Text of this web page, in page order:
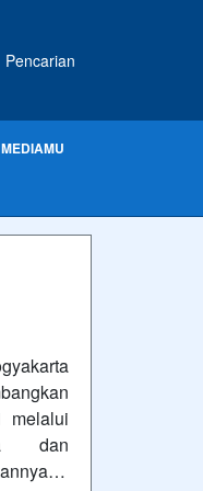
Pencarian
MEDIAMU
melalui
dan